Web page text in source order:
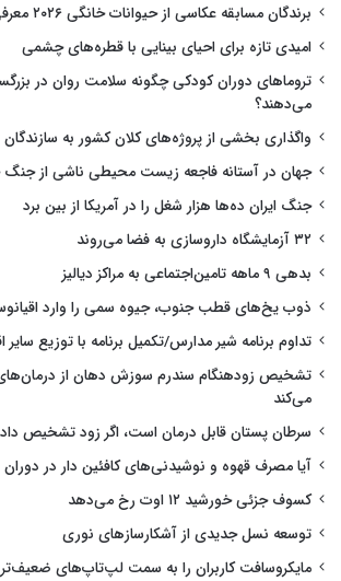
برندگان مسابقه عکاسی از حیوانات خانگی ۲۰۲۶ معرفی شدند
امیدی تازه برای احیای بینایی با قطره‌های چشمی
تروماهای دوران کودکی چگونه سلامت روان در
می‌دهند؟
واگذاری بخشی از پروژه‌های کلان کشور به
جهان در آستانه فاجعه زیست محیطی ناشی از
جنگ ایران ده‌ها هزار شغل را در آمریکا از بین برد
۳۲ آزمایشگاه داروسازی به فضا می‌روند
بدهی ۹ ماهه تامین‌اجتماعی به مراکز دیالیز
ذوب یخ‌های قطب جنوب، جیوه سمی را وارد
تداوم برنامه شیر مدارس/تکمیل برنامه با توزیع سایر
تشخیص زودهنگام سندرم سوزش دهان از
می‌کند
سرطان پستان قابل درمان است، اگر زود تشخیص
آیا مصرف قهوه و نوشیدنی‌های کافئین دار در
کسوف جزئی خورشید ۱۲ اوت رخ می‌دهد
توسعه نسل جدیدی از آشکارسازهای نوری
مایکروسافت کاربران را به سمت لپ‌تاپ‌های